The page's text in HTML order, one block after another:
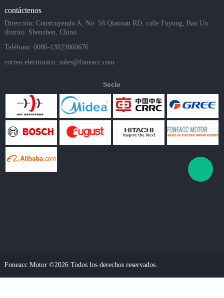
contáctenos
Dirección: Construyendo A, No. 58 Qiaonan RD, calle Fuyong, Bao Un
distrito. Shenzhen, China
Teléfono: 0086-13923860676
correo electronico: sales@foneacc.com
Socio
Foneacc Motor ©2026 Todos los derechos reservados.